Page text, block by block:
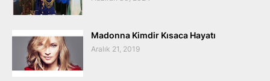
Madonna Kimdir Kısaca Hayatı
Aralık 21, 2019